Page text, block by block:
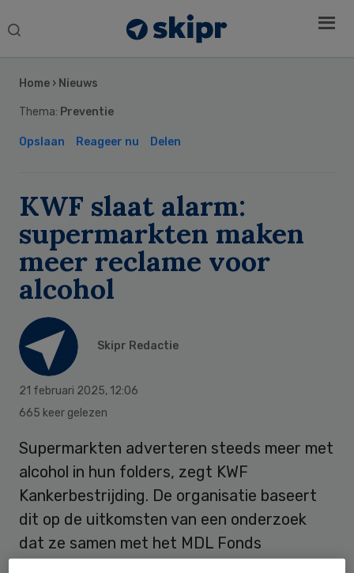
Search
Home › Nieuws
Thema: Preventie
Opslaan Reageer nu Delen
KWF slaat alarm:
supermarkten maken
meer reclame voor
alcohol
Skipr Redactie
21 februari 2025, 12:06
665 keer gelezen
Supermarkten adverteren steeds meer met
alcohol in hun folders, zegt KWF
Kankerbestrijding. De organisatie baseert
dit op de uitkomsten van een onderzoek
dat ze samen met het MDL Fonds
Sidebar